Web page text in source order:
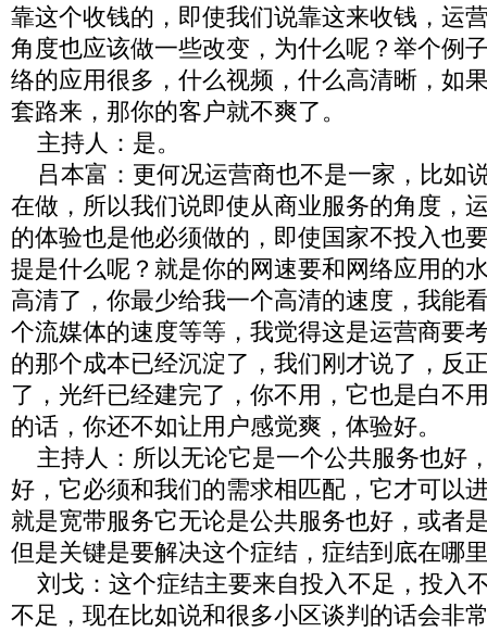
靠这个收钱的，即使我们说靠这来收钱，运
角度也应该做一些改变，为什么呢？举个例
络的应用很多，什么视频，什么高清晰，如
套路来，那你的客户就不爽了。
主持人：是。
吕本富：更何况运营商也不是一家，比如
在做，所以我们说即使从商业服务的角度，
的体验也是他必须做的，即使国家不投入也
提是什么呢？就是你的网速要和网络应用的
高清了，你最少给我一个高清的速度，我能
个流媒体的速度等等，我觉得这是运营商要
的那个成本已经沉淀了，我们刚才说了，反
了，光纤已经建完了，你不用，它也是白不
的话，你还不如让用户感觉爽，体验好。
主持人：所以无论它是一个公共服务也好
好，它必须和我们的需求相匹配，它才可以
就是宽带服务它无论是公共服务也好，或者
但是关键是要解决这个症结，症结到底在哪
刘戈：这个症结主要来自投入不足，投入
不足，现在比如说和很多小区谈判的话会非